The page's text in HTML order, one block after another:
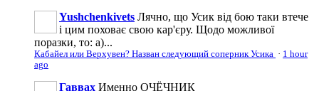
Yushchenkivets Лячно, що Усик від бою таки втече
і цим поховає свою кар'єру. Щодо можливої
поразки, то: а)...
Кабайел или Верхувен? Назван следующий соперник Усика · 1 hour
ago
Гаввах Именно ОЧЁЧНИК